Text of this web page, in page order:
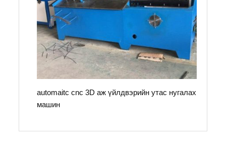
automaitc cnc 3D аж үйлдвэрийн утас нугалах
машин